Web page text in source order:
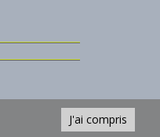
J'ai compris